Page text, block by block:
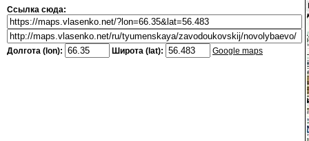
Ссылка сюда:
Долгота (lon): Широта (lat): Google maps